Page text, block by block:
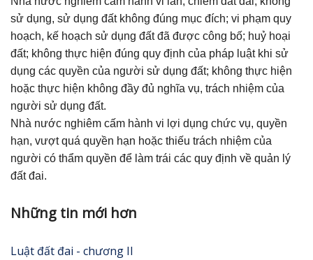
sử dụng, sử dụng đất không đúng mục đích; vi phạm quy
hoạch, kế hoạch sử dụng đất đã được công bố; huỷ hoại
đất; không thực hiện đúng quy định của pháp luật khi sử
dụng các quyền của người sử dụng đất; không thực hiện
hoặc thực hiện không đầy đủ nghĩa vụ, trách nhiệm của
người sử dụng đất.
Nhà nước nghiêm cấm hành vi lợi dụng chức vụ, quyền
hạn, vượt quá quyền hạn hoặc thiếu trách nhiệm của
người có thẩm quyền để làm trái các quy định về quản lý
đất đai.
Những tin mới hơn
Luật đất đai - chương II